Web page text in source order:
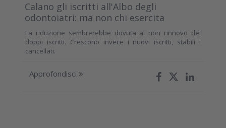
Calano gli iscritti all'Albo degli
odontoiatri: ma non chi esercita
La riduzione sembrerebbe dovuta al non rinnovo dei
doppi iscritti. Crescono invece i nuovi iscritti, stabili i
cancellati.
Approfondisci